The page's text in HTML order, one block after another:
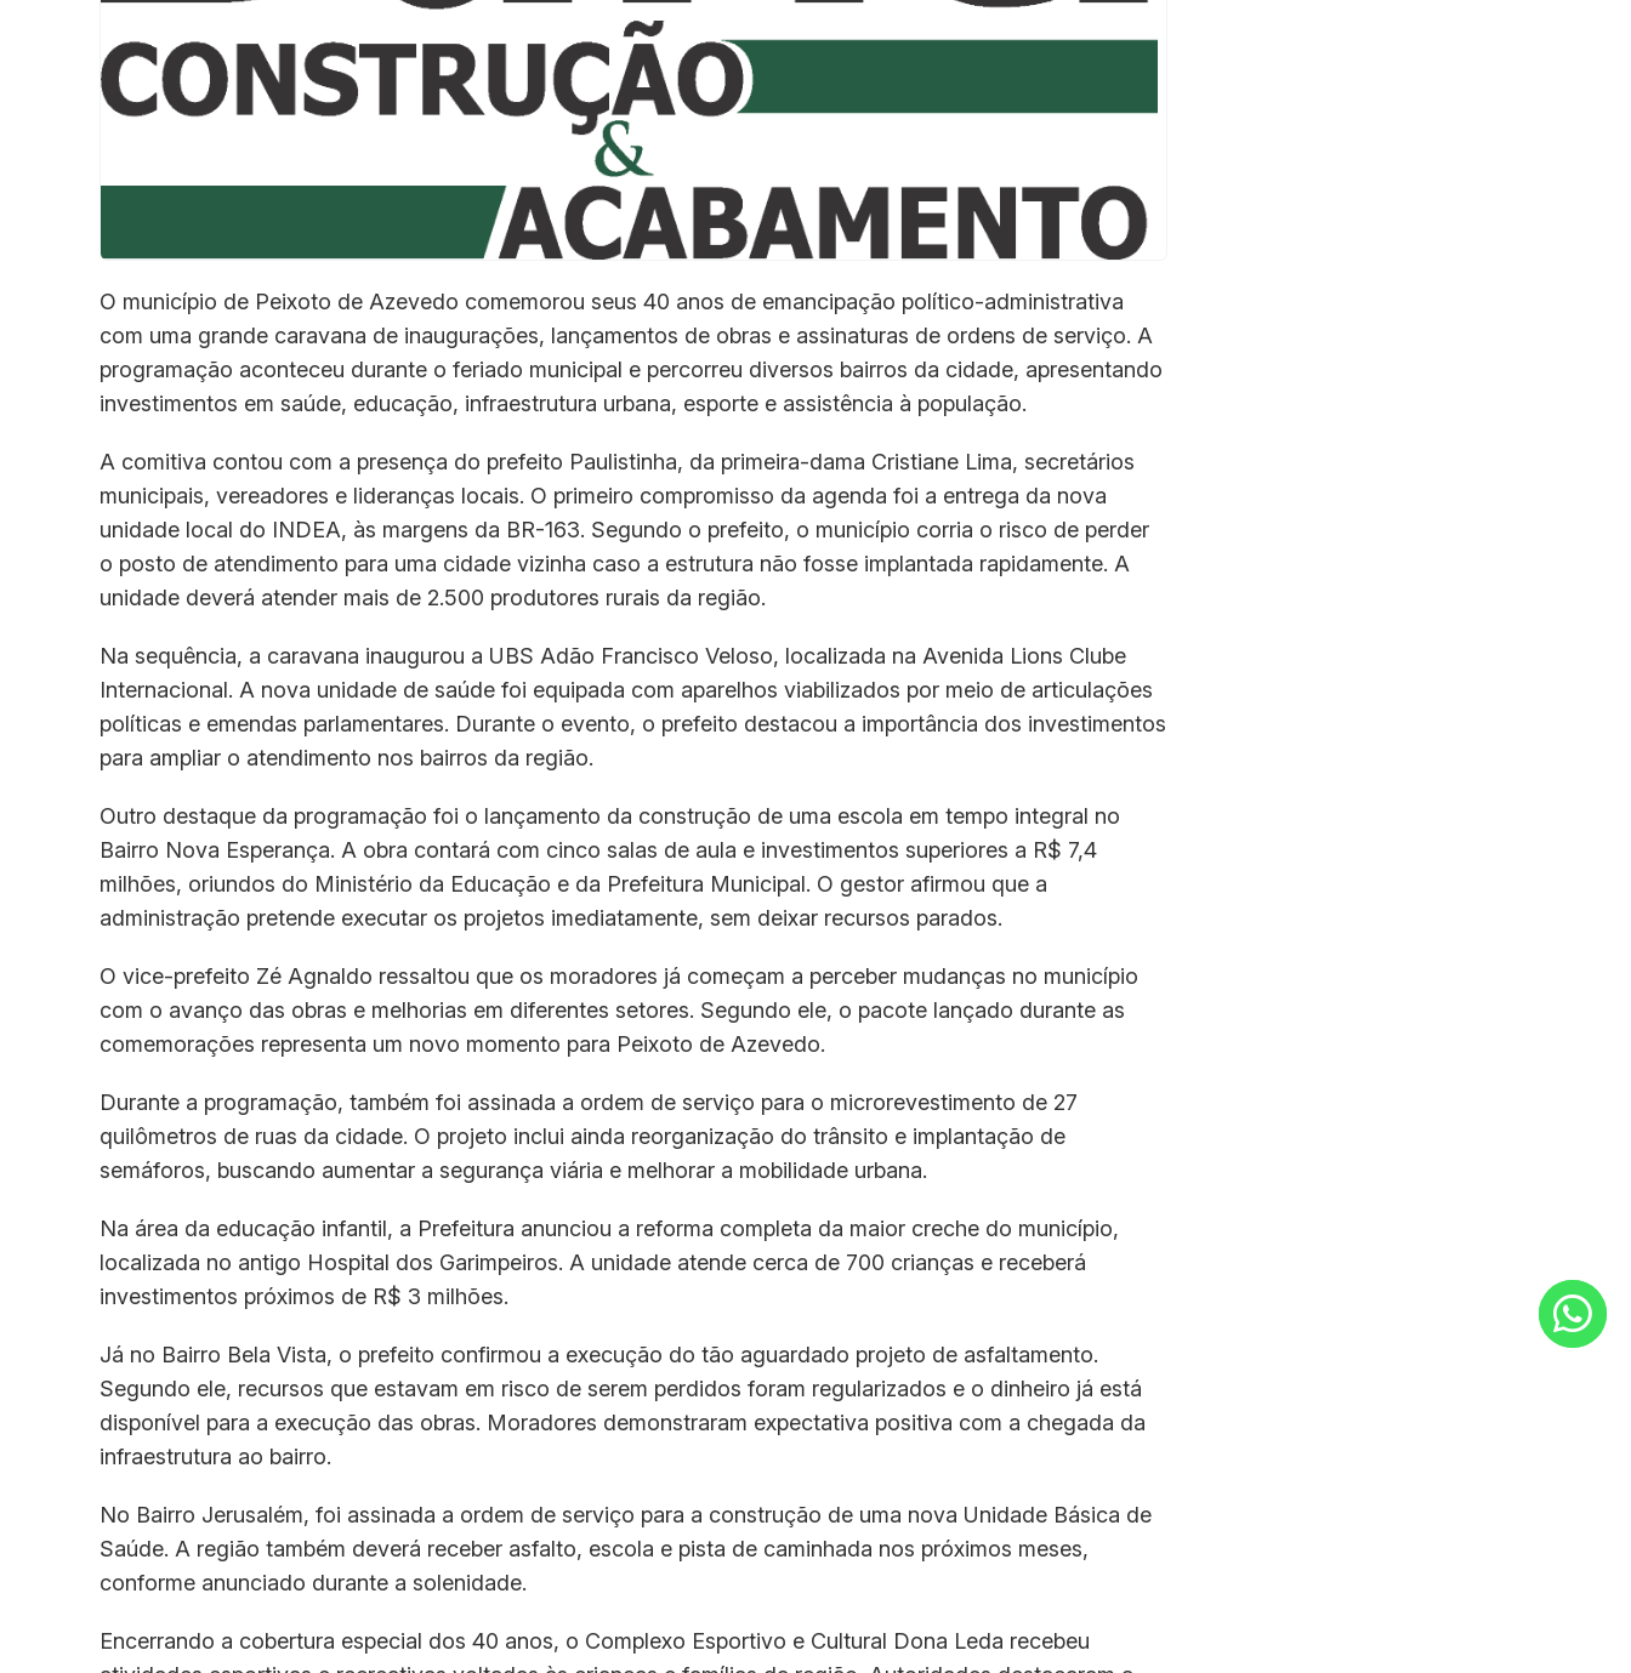
O município de Peixoto de Azevedo comemorou seus 40 anos de emancipação político-administrativa
com uma grande caravana de inaugurações, lançamentos de obras e assinaturas de ordens de serviço. A
programação aconteceu durante o feriado municipal e percorreu diversos bairros da cidade, apresentando
investimentos em saúde, educação, infraestrutura urbana, esporte e assistência à população.
A comitiva contou com a presença do prefeito Paulistinha, da primeira-dama Cristiane Lima, secretários
municipais, vereadores e lideranças locais. O primeiro compromisso da agenda foi a entrega da nova
unidade local do INDEA, às margens da BR-163. Segundo o prefeito, o município corria o risco de perder
o posto de atendimento para uma cidade vizinha caso a estrutura não fosse implantada rapidamente. A
unidade deverá atender mais de 2.500 produtores rurais da região.
Na sequência, a caravana inaugurou a UBS Adão Francisco Veloso, localizada na Avenida Lions Clube
Internacional. A nova unidade de saúde foi equipada com aparelhos viabilizados por meio de articulações
políticas e emendas parlamentares. Durante o evento, o prefeito destacou a importância dos investimentos
para ampliar o atendimento nos bairros da região.
Outro destaque da programação foi o lançamento da construção de uma escola em tempo integral no
Bairro Nova Esperança. A obra contará com cinco salas de aula e investimentos superiores a R$ 7,4
milhões, oriundos do Ministério da Educação e da Prefeitura Municipal. O gestor afirmou que a
administração pretende executar os projetos imediatamente, sem deixar recursos parados.
O vice-prefeito Zé Agnaldo ressaltou que os moradores já começam a perceber mudanças no município
com o avanço das obras e melhorias em diferentes setores. Segundo ele, o pacote lançado durante as
comemorações representa um novo momento para Peixoto de Azevedo.
Durante a programação, também foi assinada a ordem de serviço para o microrevestimento de 27
quilômetros de ruas da cidade. O projeto inclui ainda reorganização do trânsito e implantação de
semáforos, buscando aumentar a segurança viária e melhorar a mobilidade urbana.
Na área da educação infantil, a Prefeitura anunciou a reforma completa da maior creche do município,
localizada no antigo Hospital dos Garimpeiros. A unidade atende cerca de 700 crianças e receberá
investimentos próximos de R$ 3 milhões.
Já no Bairro Bela Vista, o prefeito confirmou a execução do tão aguardado projeto de asfaltamento.
Segundo ele, recursos que estavam em risco de serem perdidos foram regularizados e o dinheiro já está
disponível para a execução das obras. Moradores demonstraram expectativa positiva com a chegada da
infraestrutura ao bairro.
No Bairro Jerusalém, foi assinada a ordem de serviço para a construção de uma nova Unidade Básica de
Saúde. A região também deverá receber asfalto, escola e pista de caminhada nos próximos meses,
conforme anunciado durante a solenidade.
Encerrando a cobertura especial dos 40 anos, o Complexo Esportivo e Cultural Dona Leda recebeu